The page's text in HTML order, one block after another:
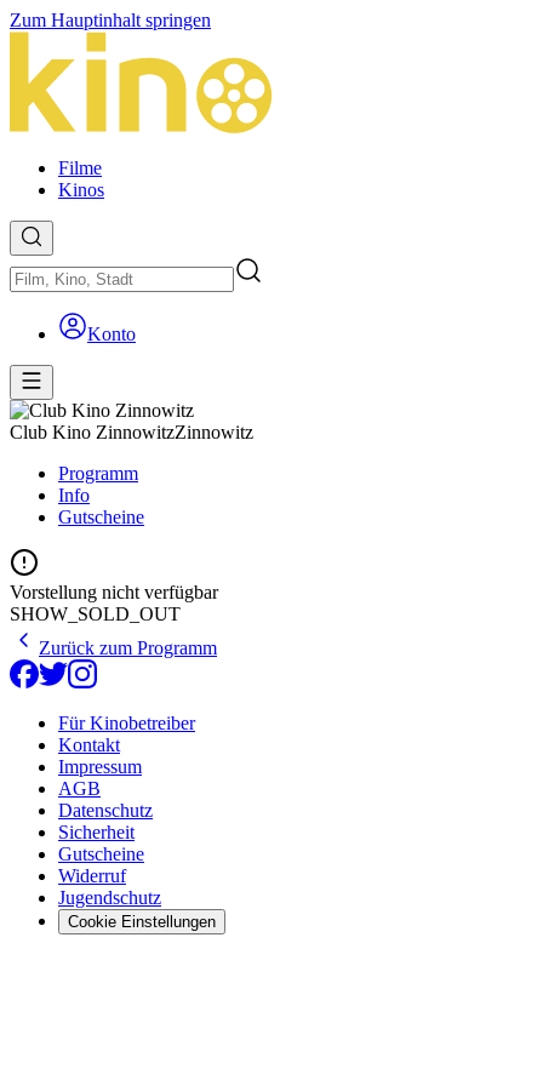
Zum Hauptinhalt springen
Filme
Kinos
Konto
Club Kino ZinnowitzZinnowitz
Programm
Info
Gutscheine
Vorstellung nicht verfügbar
SHOW_SOLD_OUT
Zurück zum Programm
Für Kinobetreiber
Kontakt
Impressum
AGB
Datenschutz
Sicherheit
Gutscheine
Widerruf
Jugendschutz
Cookie Einstellungen